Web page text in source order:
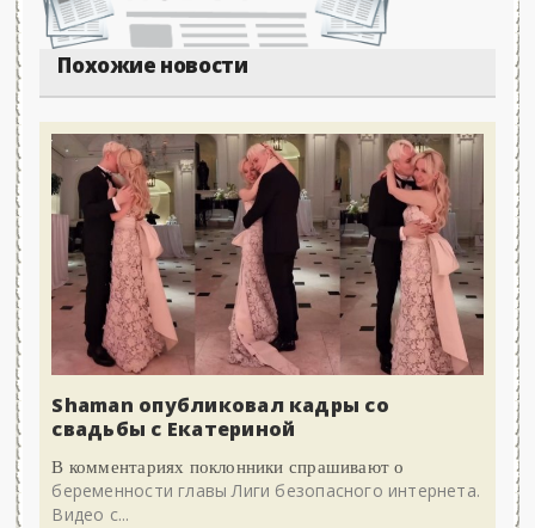
Похожие новости
Shaman опубликовал кадры со
свадьбы с Екатериной
В комментариях поклонники спрашивают о
беременности главы Лиги безопасного интернета.
Видео с...